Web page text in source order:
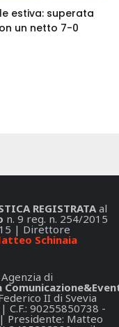
estiva: superata
un netto 7-0
REGISTRATAal
n. 9 reg. n. 254/2015
| Direttore
Schinaia
di
II di Svevia
90255850738 -
Presidente: Matteo